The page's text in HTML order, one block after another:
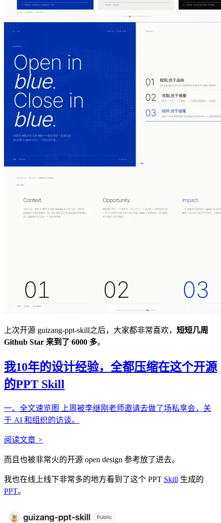
上次开源 guizang-ppt-skill之后，大家都非常喜欢， 短短几周
Github Star 来到了 6000 多。
我10年的设计经验，全都压缩在这个开源
的PPT Skill
一、全文速览图 上周被李继刚老师邀请去做了场私享会，关
于 AI 和组织的访谈。
阅读文章 >
而且也被非常火的开源 open design 参考放了进去。
我也在线上线下非常多的地方看到了这个 PPT Skill 生成的
PPT。